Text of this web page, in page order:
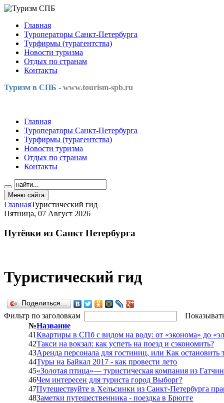
Главная
Туроператоры Санкт-Петербурга
Турфирмы (турагентства)
Новости туризма
Отдых по странам
Контакты
Туризм в СПБ - www.tourism-spb.ru
Главная
Туроператоры Санкт-Петербурга
Турфирмы (турагентства)
Новости туризма
Отдых по странам
Контакты
Меню сайта
ГлавнаяТуристический гид
Пятница, 07 Август 2026
Путёвки из Санкт Петербурга
Туристический гид
Поделиться…
Фильтр по заголовкам
№Название
41Квартиры в СПб с видом на воду: от «эконома» до
42Такси на вокзал: как успеть на поезд и сэкономить?
43Аренда персонала для гостиниц, или Как остановить
44Туры на Байкал 2017 - как провести лето
45«Золотая птица»— туристическая компания из
46Чем интересен для туриста город Выборг?
47Путешествуйте в Хельсинки из Санкт-Петербурга
48Заметки путешественника - поездка в Брюгге